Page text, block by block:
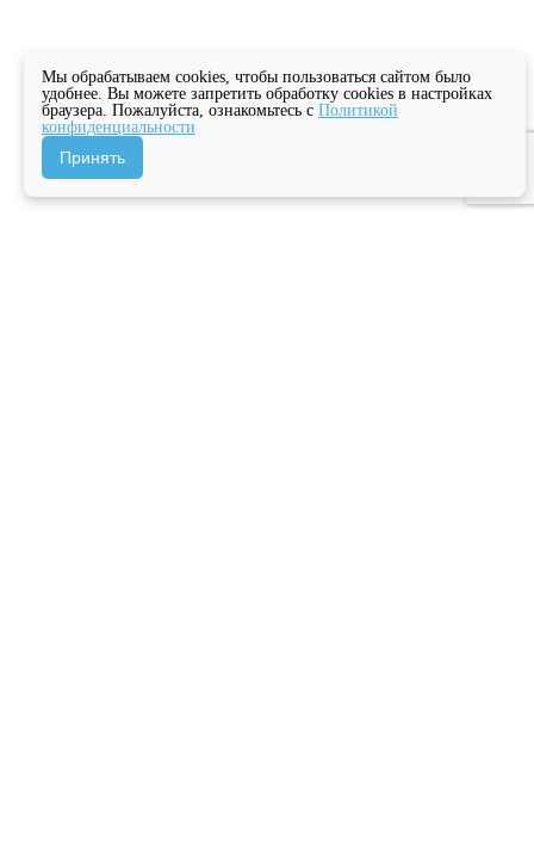
Мы обрабатываем cookies, чтобы пользоваться сайтом было
удобнее. Вы можете запретить обработку cookies в настройках
браузера. Пожалуйста, ознакомьтесь с Политикой
конфиденциальности
Принять